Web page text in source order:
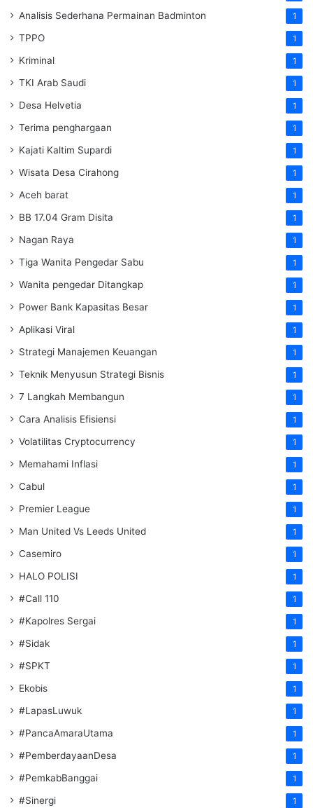
Analisis Sederhana Permainan Badminton 1
TPPO 1
Kriminal 1
TKI Arab Saudi 1
Desa Helvetia 1
Terima penghargaan 1
Kajati Kaltim Supardi 1
Wisata Desa Cirahong 1
Aceh barat 1
BB 17.04 Gram Disita 1
Nagan Raya 1
Tiga Wanita Pengedar Sabu 1
Wanita pengedar Ditangkap 1
Power Bank Kapasitas Besar 1
Aplikasi Viral 1
Strategi Manajemen Keuangan 1
Teknik Menyusun Strategi Bisnis 1
7 Langkah Membangun 1
Cara Analisis Efisiensi 1
Volatilitas Cryptocurrency 1
Memahami Inflasi 1
Cabul 1
Premier League 1
Man United Vs Leeds United 1
Casemiro 1
HALO POLISI 1
#Call 110 1
#Kapolres Sergai 1
#Sidak 1
#SPKT 1
Ekobis 1
#LapasLuwuk 1
#PancaAmaraUtama 1
#PemberdayaanDesa 1
#PemkabBanggai 1
#Sinergi 1